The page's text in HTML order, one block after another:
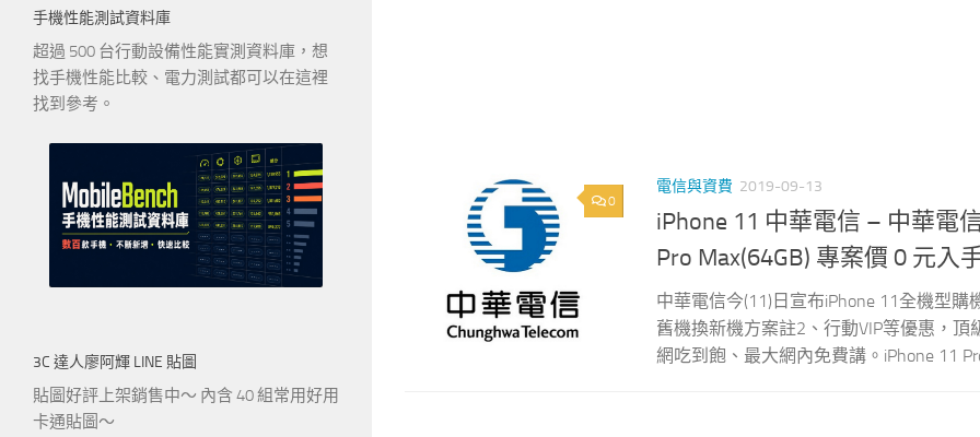
0
電信與資費 2019-09-13
iPhone 11 中華電信 – 中華電
Pro Max(64GB) 專案價 0 元入
中華電信今(11)日宣布iPhone 11全機型
舊機換新機方案註2、行動VIP等優惠，頂
網吃到飽、最大網內免費講。iPhone 11
手機性能測試資料庫
超過 500 台行動設備性能實測資料庫，想
找手機性能比較、電力測試都可以在這裡
找到參考。
3C 達人廖阿輝 LINE 貼圖
貼圖好評上架銷售中～ 內含 40 組常用好用
卡通貼圖～